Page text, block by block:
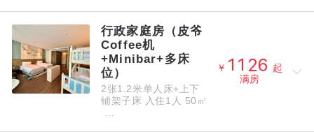
行政家庭房（皮爷
Coffee机
+Minibar+多床
位）
2张1.2米单人床+上下
铺架子床 入住1人 50㎡
￥    起
满房